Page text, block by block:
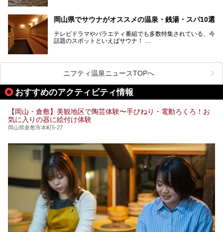
ます。ここでは、岡山県で評判のスーパー銭湯をご紹介しま
しょう。
ススメ温泉・銭湯・スパ10ヶ所を紹介させていただきま
岡山県でサウナがオススメの温泉・銭湯・スパ10選
テレビドラマやバラエティ番組でも多数特集されている、今
話題のスポットといえばサウナ！
今回は、岡山県でサウナがおすすめの温泉や銭湯、スパを厳
選してご紹介！
血流が良くなるだけでなく美容効果やリラックス効果も期待
ニフティ温泉ニュースTOPへ
おすすめのアクティビティ情報
【岡山・倉敷】美観地区で陶芸体験〜手びねり・電動ろくろ！お
気に入りの器に絵付け体験
岡山県倉敷市本町5-27